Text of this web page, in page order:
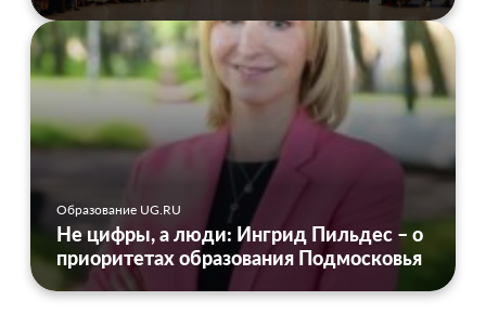
Образование UG.RU
Не цифры, а люди: Ингрид Пильдес – о
приоритетах образования Подмосковья